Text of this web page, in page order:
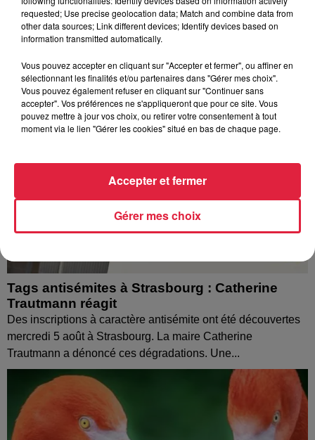
l’eau brune s’écouler de leurs robinets. Face aux
nombreuses interrogations, la municipalité a pris...
Tags antisémites à Strasbourg : Catherine
Trautmann réagit
Des inscriptions à caractère antisémite ont été découvertes
mercredi 5 août à Strasbourg. La maire Catherine
Trautmann a dénoncé ces dégradations. Une...
requested; Use precise geolocation data; Match and combine data from
other data sources; Link different devices; Identify devices based on
information transmitted automatically.
Vous pouvez accepter en cliquant sur "Accepter et fermer", ou affiner en
sélectionnant les finalités et/ou partenaires dans "Gérer mes choix".
Vous pouvez également refuser en cliquant sur "Continuer sans
accepter". Vos préférences ne s'appliqueront que pour ce site. Vous
pouvez mettre à jour vos choix, ou retirer votre consentement à tout
moment via le lien "Gérer les cookies" situé en bas de chaque page.
Gérer mes choix
Accepter et fermer